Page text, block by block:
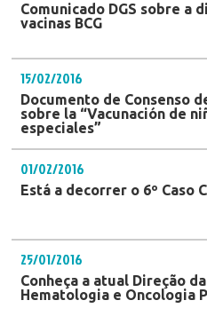
Comunicado DGS sobre a
vacinas BCG
15/02/2016
Documento de Consenso
sobre la “Vacunación de
especiales”
01/02/2016
Está a decorrer o 6º Caso
25/01/2016
Conheça a atual Direção
Hematologia e Oncologia